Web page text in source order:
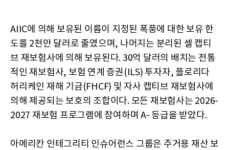
AIIC에 의해 보유된 이름이 지정된 폭풍에 대한 보유 한
도를 2천만 달러로 줄였으며, 나머지는 분리된 셀 캡티
브 재보험사에 의해 보유된다. 30억 달러의 배치는 전통
적인 재보험사, 보험 연계 증권(ILS) 투자자, 플로리다
허리케인 재해 기금(FHCF) 및 자사 캡티브 재보험사에
의해 제공되는 보호의 조합이다. 모든 재보험사는 2026-
2027 재보험 프로그램에 참여하며 A- 등급을 받았다.
아메리칸 인테그리티 인슈어런스 그룹은 주거용 재산 보